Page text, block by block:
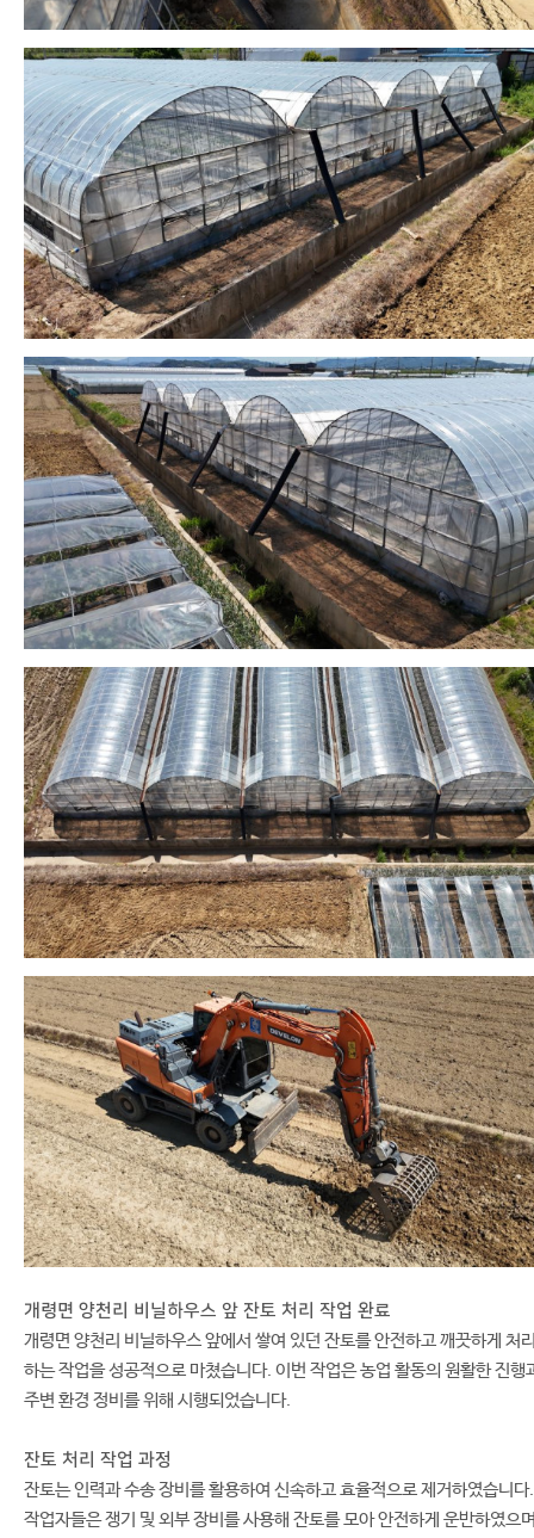
개령면 양천리 비닐하우스 앞 잔토 처리 작업 완료
개령면 양천리 비닐하우스 앞에서 쌓여 있던 잔토를 안전하고 깨끗하게 처
하는 작업을 성공적으로 마쳤습니다. 이번 작업은 농업 활동의 원활한 진행
주변 환경 정비를 위해 시행되었습니다.
잔토 처리 작업 과정
잔토는 인력과 수송 장비를 활용하여 신속하고 효율적으로 제거하였습니다.
작업자들은 쟁기 및 외부 장비를 사용해 잔토를 모아 안전하게 운반하였으